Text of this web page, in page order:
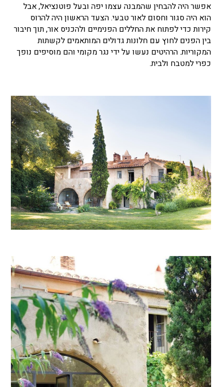
אפשר היה להבחין שהמבנה עצמו יפה ובעל פוטנציאל, אבל
הוא היה סגור וחסום לאור טבעי. הצעד הראשון היה להרוס
קירות כדי לפתוח את החללים הפנימיים ולהכניס אור, תוך חיבור
בין הפנים לחוץ עם חלונות גדולים המותאמים לקשתות
המקוריות. הרהיטים נעשו על ידי נגר מקומי והם מוסיפים נופך
כפרי למטבח ולבית.